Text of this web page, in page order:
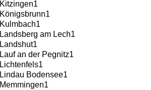
Kitzingen1
Königsbrunn1
Kulmbach1
Landsberg am Lech1
Landshut1
Lauf an der Pegnitz1
Lichtenfels1
Lindau Bodensee1
Memmingen1